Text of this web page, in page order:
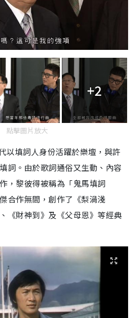
+2
點擊圖片放大
以填詞人身份活躍於樂壇，與許
詞。由於歌詞通俗又生動、內容
，黎彼得被稱為「鬼馬填詞
合作無間，創作了《梨渦淺
《財神到》及《父母恩》等經典